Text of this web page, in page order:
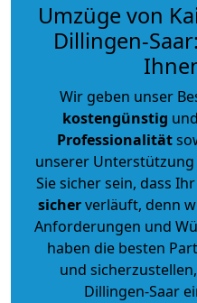
Umzüge von
Dillingen-
Wir geben unser
kostengünstig
Professionalität
unserer
Sie sicher sein, dass
sicherverläuft, denn
Anforderungen und
haben die besten
und
Dillingen-Saar